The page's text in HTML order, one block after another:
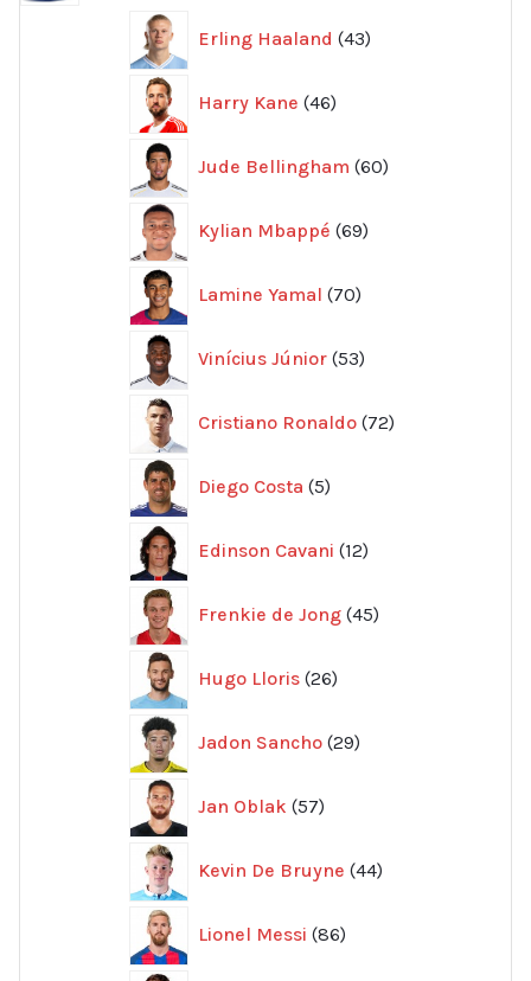
Erling Haaland 43
produkter
Harry Kane 46
produkter
Jude Bellingham 60
produkter
Kylian Mbappé 69
produkter
Lamine Yamal 70
produkter
Vinícius Júnior 53
produkter
Cristiano Ronaldo 72
produkter
Diego Costa 5
produkter
Edinson Cavani 12
produkter
Frenkie de Jong 45
produkter
Hugo Lloris 26
produkter
Jadon Sancho 29
produkter
Jan Oblak 57
produkter
Kevin De Bruyne 44
produkter
Lionel Messi 86
produkter